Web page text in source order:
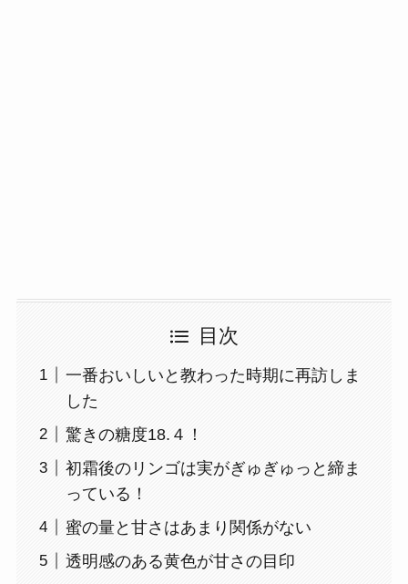
目次
一番おいしいと教わった時期に再訪しま
した
驚きの糖度18.４！
初霜後のリンゴは実がぎゅぎゅっと締ま
っている！
蜜の量と甘さはあまり関係がない
透明感のある黄色が甘さの目印